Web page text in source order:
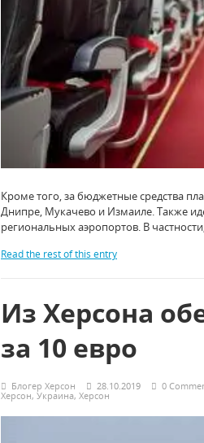
Кроме того, за бюджетные средства
Днипре, Мукачево и Измаиле. Также
региональных аэропортов. В
Read the rest of this entry
Из Херсона
за 10 евро
Блогер Херсон 28.10.2019 0
Херсон, Украина, Херсон